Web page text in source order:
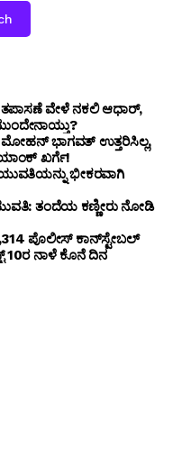
ವೇಳೆ ನಕಲಿ ಆಧಾರ್,
ಭಾಗವತ್ ಉತ್ತರಿಸಿಲ್ಲ,
ಖರ್ಗೆ!
ಭೀಕರವಾಗಿ
ತಂದೆಯ ಕಣ್ಣೀರು ನೋಡಿ
ಪೊಲೀಸ್ ಕಾನ್‌ಸ್ಟೇಬಲ್
10ರ ನಾಳೆ ಕೊನೆ ದಿನ